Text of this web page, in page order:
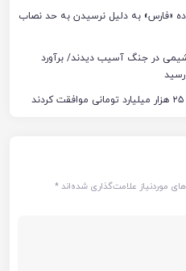
«فارس» به دلیل نرسیدن به حد نصاب
۱۰ مجتمع پتروشیمی در جنگ آسیب دیدند/ برآورد
موردنیاز علامت‌گذاری شده‌اند*